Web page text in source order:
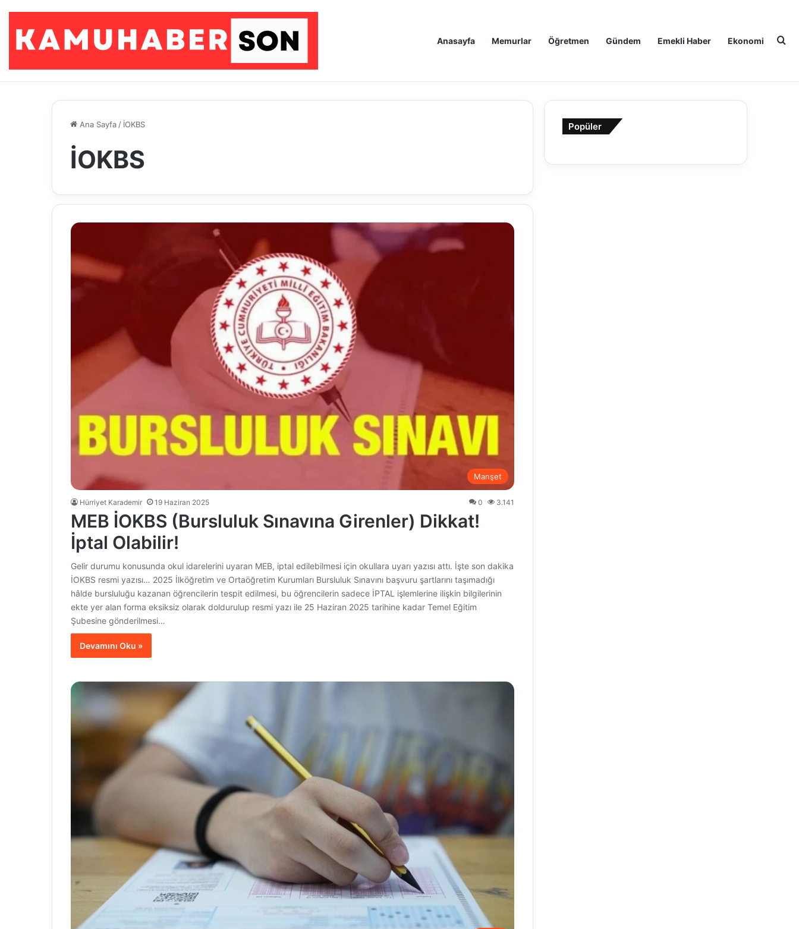
Anasayfa Memurlar Öğretmen Gündem Emekli Haber Ekonomi
Ana Sayfa / İOKBS
İOKBS
Manşet
Hürriyet Karademir 19 Haziran 2025 0 3.141
MEB İOKBS (Bursluluk Sınavına Girenler) Dikkat!
İptal Olabilir!
Gelir durumu konusunda okul idarelerini uyaran MEB, iptal edilebilmesi için okullara uyarı yazısı attı. İşte son dakika
İOKBS resmi yazısı… 2025 İlköğretim ve Ortaöğretim Kurumları Bursluluk Sınavını başvuru şartlarını taşımadığı
hâlde bursluluğu kazanan öğrencilerin tespit edilmesi, bu öğrencilerin sadece İPTAL işlemlerine ilişkin bilgilerinin
ekte yer alan forma eksiksiz olarak doldurulup resmi yazı ile 25 Haziran 2025 tarihine kadar Temel Eğitim
Şubesine gönderilmesi…
Devamını Oku »
Popüler